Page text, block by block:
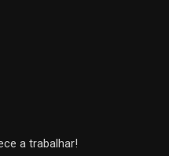
a trabalhar!